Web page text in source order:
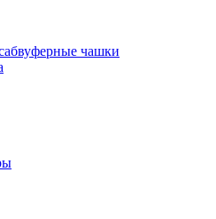
чашки